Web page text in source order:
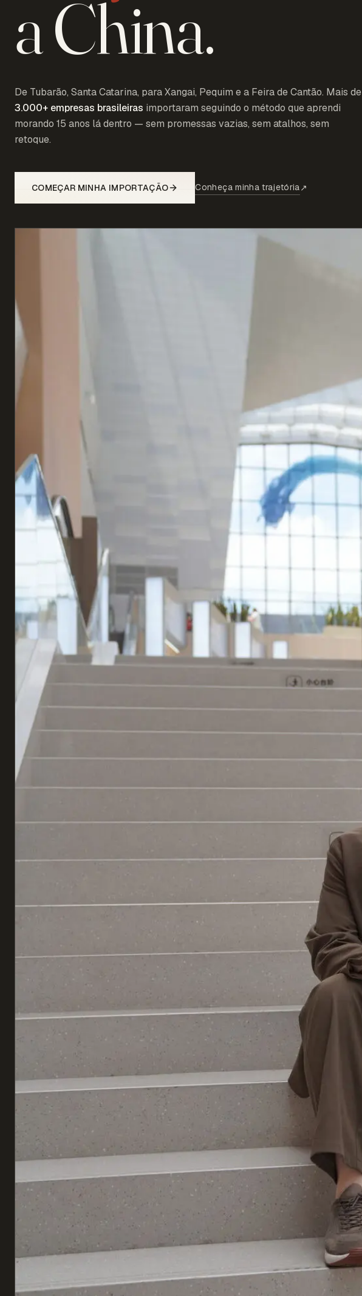
a China.
De Tubarão, Santa Catarina, para Xangai, Pequim e a Feira de Cantão. Mais de
3.000+ empresas brasileiras importaram seguindo o método que aprendi
morando 15 anos lá dentro — sem promessas vazias, sem atalhos, sem
retoque.
COMEÇAR MINHA IMPORTAÇÃO Conheça minha trajetória↗